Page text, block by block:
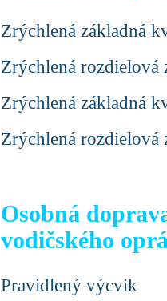
Zrýchlená základná
Zrýchlená
Zrýchlená základná
Zrýchlená
Osobná
vodičského
Pravidlený výcvik